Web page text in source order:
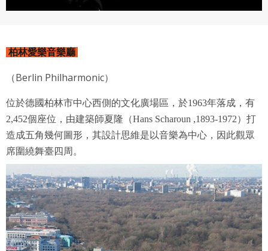
柏林愛樂音樂廳
（Berlin Philharmonic）
位於德國柏林市中心西側的文化廣場區，於1963年落成，有
2,452個座位，由建築師夏隆（Hans Scharoun ,1893-1972）打
造成五角幾何圖形，其設計思維是以音樂為中心，因此觀眾
席圍繞舞臺四周。